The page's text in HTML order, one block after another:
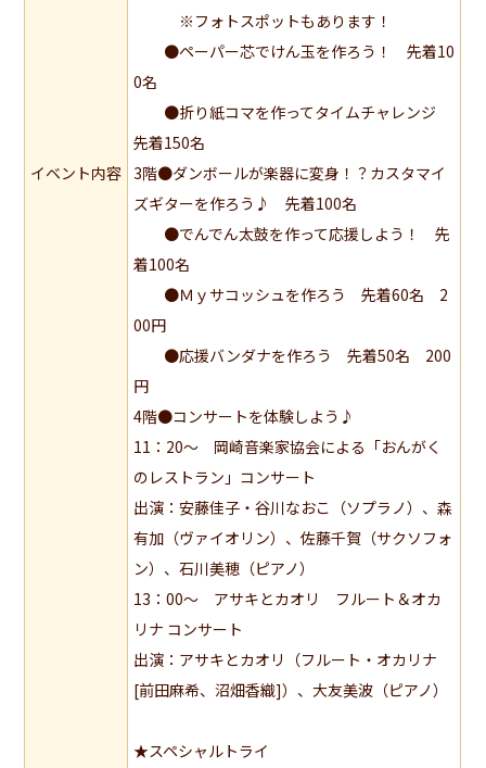
イベント内容
※フォトスポットもあります！
●ペーパー芯でけん玉を作ろう！ 先着10
0名
●折り紙コマを作ってタイムチャレンジ
先着150名
3階●ダンボールが楽器に変身！？カスタマイ
ズギターを作ろう♪ 先着100名
●でんでん太鼓を作って応援しよう！ 先
着100名
●Ｍｙサコッシュを作ろう 先着60名 2
00円
●応援バンダナを作ろう 先着50名 200
円
4階●コンサートを体験しよう♪
11：20～ 岡崎音楽家協会による「おんがく
のレストラン」コンサート
出演：安藤佳子・谷川なおこ（ソプラノ）、森
有加（ヴァイオリン）、佐藤千賀（サクソフォ
ン）、石川美穂（ピアノ）
13：00～ アサキとカオリ フルート＆オカ
リナ コンサート
出演：アサキとカオリ（フルート・オカリナ
[前田麻希、沼畑香織]）、大友美波（ピアノ）
★スペシャルトライ